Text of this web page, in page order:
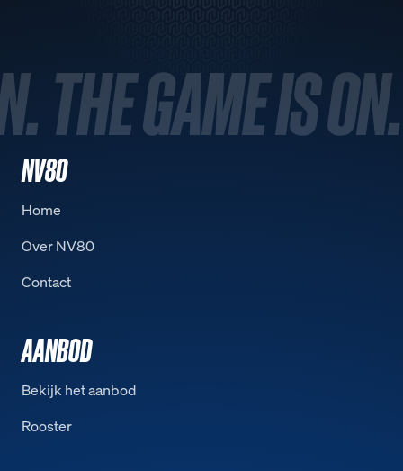
THE GAME IS ON.
NV80
Home
Over NV80
Contact
AANBOD
Bekijk het aanbod
Rooster